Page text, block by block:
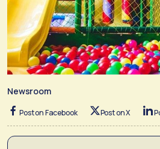
Newsroom
Post on Facebook Post on X